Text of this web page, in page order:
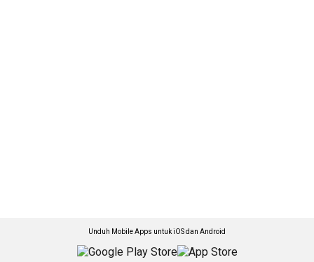
Unduh Mobile Apps untuk iOS dan Android